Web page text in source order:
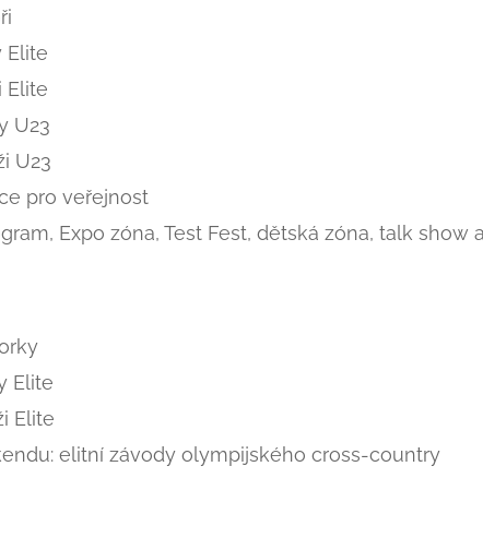
Elite
Elite
U23
U23
pro veřejnost
Expo zóna, Test Fest, dětská zóna, talk show
Elite
Elite
elitní závody olympijského cross-country